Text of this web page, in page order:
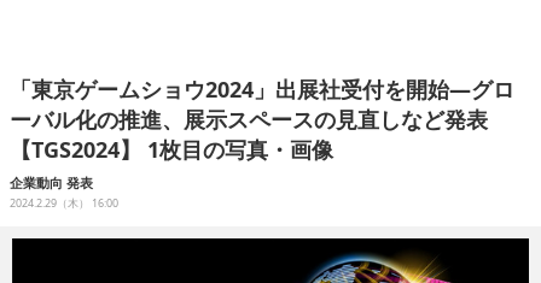
企業動向
人材育成
産業政策
「東京ゲームショウ2024」出展社受付を開始―グロ
ーバル化の推進、展示スペースの見直しなど発表
【TGS2024】 1枚目の写真・画像
企業動向 発表
2024.2.29（木） 16:00